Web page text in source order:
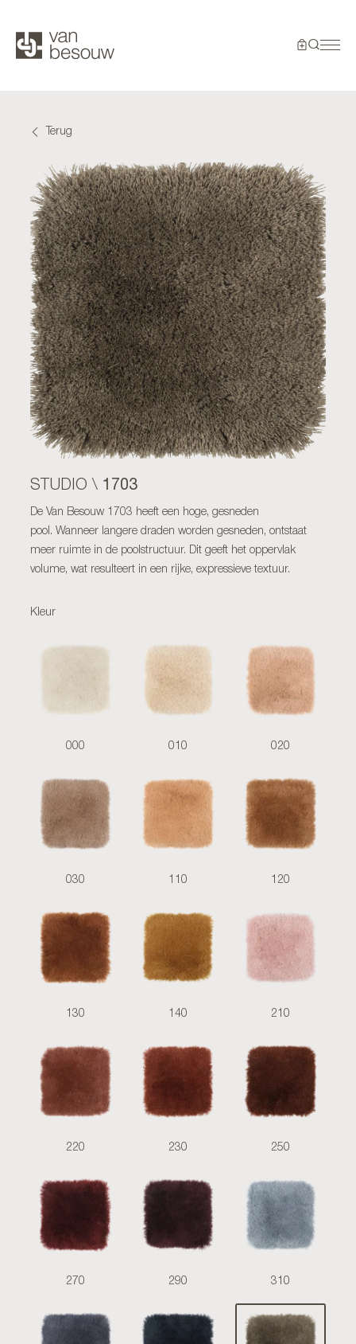
Terug
STUDIO \ 1703
De Van Besouw 1703 heeft een hoge, gesneden
pool. Wanneer langere draden worden gesneden, ontstaat
meer ruimte in de poolstructuur. Dit geeft het oppervlak
volume, wat resulteert in een rijke, expressieve textuur.
Kleur
000 010 020
030 110 120
130 140 210
220 230 250
270 290 310